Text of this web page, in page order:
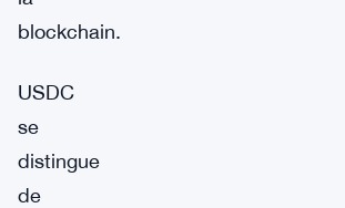
blockchain.
USDC
se
distingue
de